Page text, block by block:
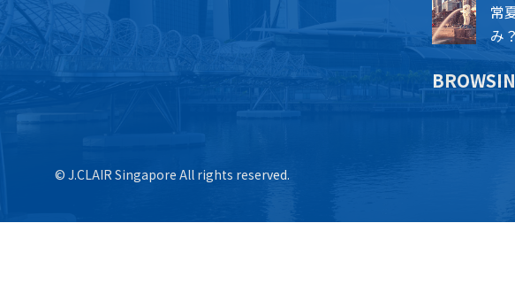
常
み？
© J.CLAIR Singapore All rights reserved.